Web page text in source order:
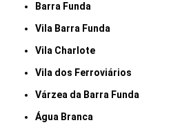
Barra Funda
Vila Barra Funda
Vila Charlote
Vila dos Ferroviários
Várzea da Barra Funda
Água Branca